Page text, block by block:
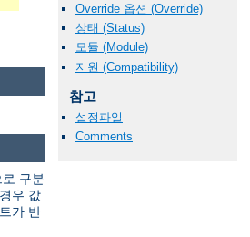
Override 옵션 (Override)
상태 (Status)
모듈 (Module)
지원 (Compatibility)
참고
설정파일
Comments
구분
우 값
가 반